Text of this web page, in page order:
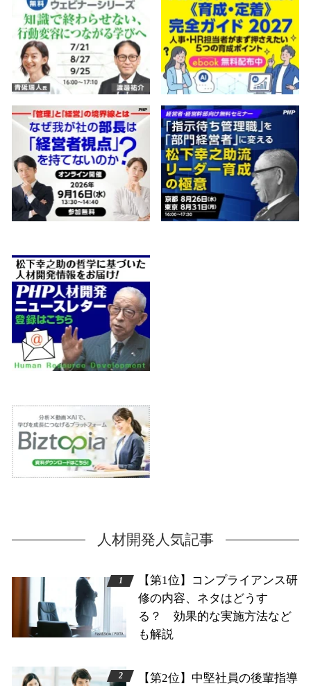
人材開発人気記事
【第1位】コンプライアンス研
修の内容、ネタはどうす
る？ 効果的な実施方法など
も解説
【第2位】中堅社員の後輩指導